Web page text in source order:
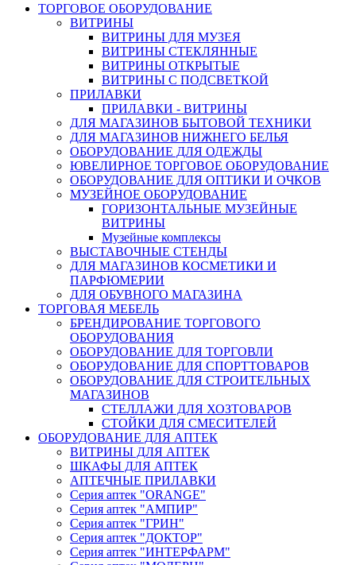
ТОРГОВОЕ ОБОРУДОВАНИЕ
ВИТРИНЫ
ВИТРИНЫ ДЛЯ МУЗЕЯ
ВИТРИНЫ СТЕКЛЯННЫЕ
ВИТРИНЫ ОТКРЫТЫЕ
ВИТРИНЫ С ПОДСВЕТКОЙ
ПРИЛАВКИ
ПРИЛАВКИ - ВИТРИНЫ
ДЛЯ МАГАЗИНОВ БЫТОВОЙ ТЕХНИКИ
ДЛЯ МАГАЗИНОВ НИЖНЕГО БЕЛЬЯ
ОБОРУДОВАНИЕ ДЛЯ ОДЕЖДЫ
ЮВЕЛИРНОЕ ТОРГОВОЕ ОБОРУДОВАНИЕ
ОБОРУДОВАНИЕ ДЛЯ ОПТИКИ И ОЧКОВ
МУЗЕЙНОЕ ОБОРУДОВАНИЕ
ГОРИЗОНТАЛЬНЫЕ МУЗЕЙНЫЕ
ВИТРИНЫ
Музейные комплексы
ВЫСТАВОЧНЫЕ СТЕНДЫ
ДЛЯ МАГАЗИНОВ КОСМЕТИКИ И
ПАРФЮМЕРИИ
ДЛЯ ОБУВНОГО МАГАЗИНА
ТОРГОВАЯ МЕБЕЛЬ
БРЕНДИРОВАНИЕ ТОРГОВОГО
ОБОРУДОВАНИЯ
ОБОРУДОВАНИЕ ДЛЯ ТОРГОВЛИ
ОБОРУДОВАНИЕ ДЛЯ СПОРТТОВАРОВ
ОБОРУДОВАНИЕ ДЛЯ СТРОИТЕЛЬНЫХ
МАГАЗИНОВ
СТЕЛЛАЖИ ДЛЯ ХОЗТОВАРОВ
СТОЙКИ ДЛЯ СМЕСИТЕЛЕЙ
ОБОРУДОВАНИЕ ДЛЯ АПТЕК
ВИТРИНЫ ДЛЯ АПТЕК
ШКАФЫ ДЛЯ АПТЕК
АПТЕЧНЫЕ ПРИЛАВКИ
Серия аптек "ORANGE"
Серия аптек "АМПИР"
Серия аптек "ГРИН"
Серия аптек "ДОКТОР"
Серия аптек "ИНТЕРФАРМ"